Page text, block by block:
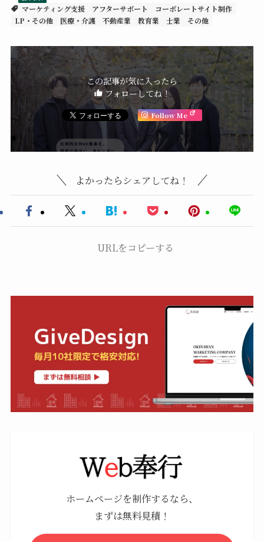
マーケティング支援
アフターサポート
コーポレートサイト制作
LP・その他
医療・介護 不動産業 教育業 士業 その他
この記事が気に入ったら
フォローしてね！
Follow Me
よかったらシェアしてね！
URLをコピーする
ホームページを制作するなら、
まずは無料見積！